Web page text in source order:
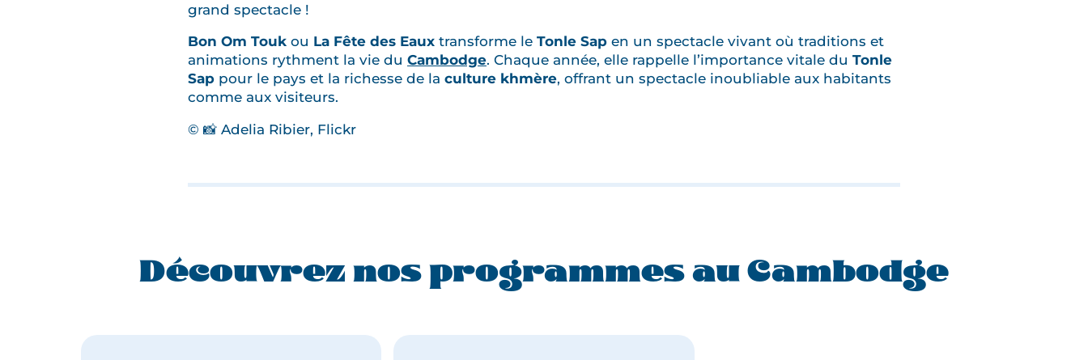
grand spectacle !
Bon Om Touk ou La Fête des Eaux transforme le Tonle Sap en un spectacle vivant où traditions et
animations rythment la vie du Cambodge. Chaque année, elle rappelle l’importance vitale du Tonle
Sap pour le pays et la richesse de la culture khmère, offrant un spectacle inoubliable aux habitants
comme aux visiteurs.
© 📸 Adelia Ribier, Flickr
Découvrez nos programmes au Cambodge